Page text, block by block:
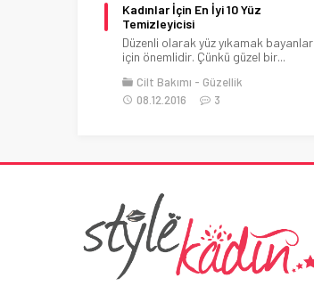
Kadınlar İçin En İyi 10 Yüz
Temizleyicisi
Düzenli olarak yüz yıkamak bayanlar
için önemlidir. Çünkü güzel bir...
Cilt Bakımı
Güzellik
08.12.2016
3